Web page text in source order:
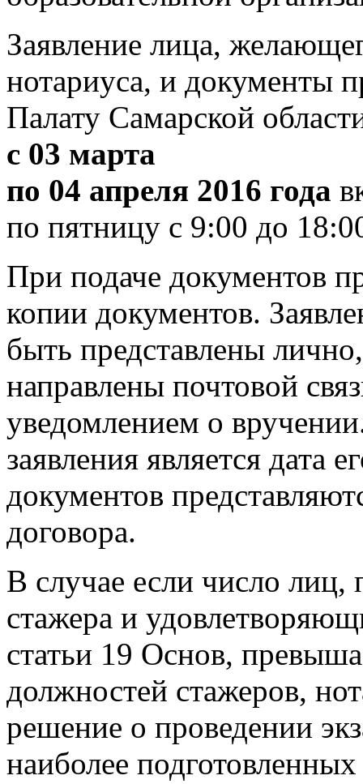
Заявление лица,
нотариуса, и документы
Палату Самарской
с 03 марта
по 04 апреля 2016 года
по пятницу с 9:00 до
При подаче документов
копии документов.
быть представлены
направлены почтовой
уведомлением о
заявления является дата
документов
договора.
В случае если число
стажера и
статьи 19 Основ,
должностей стажеров,
решение о проведении
наиболее